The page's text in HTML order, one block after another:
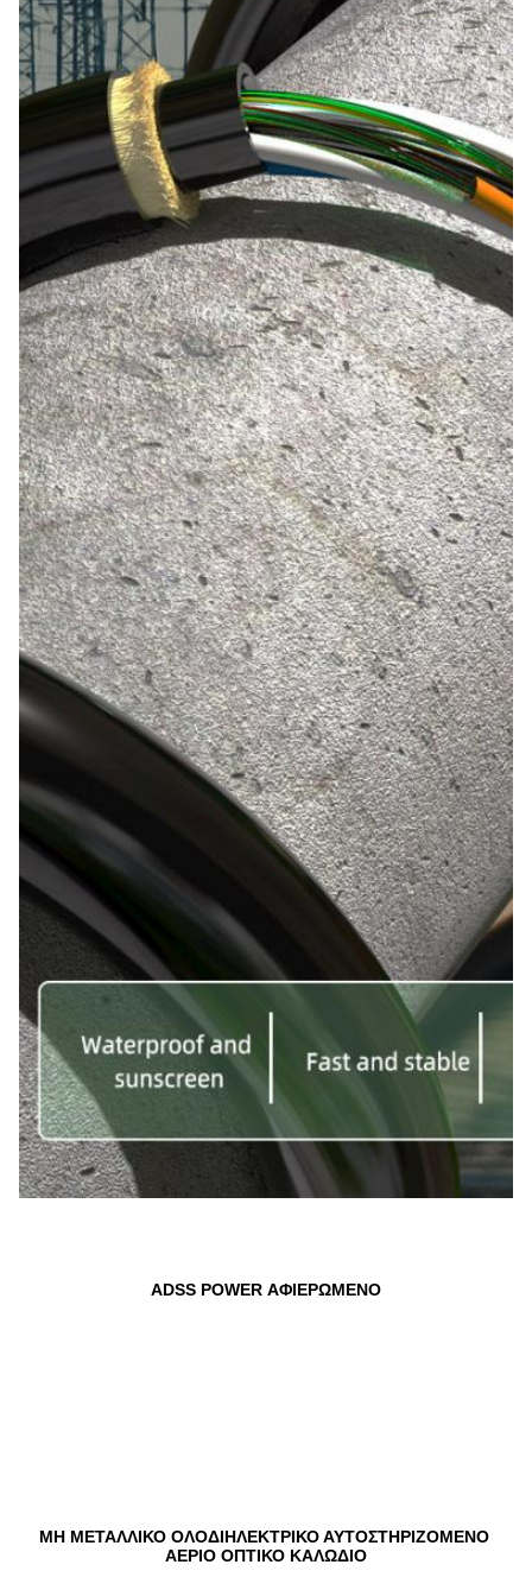
ADSS POWER ΑΦΙΕΡΩΜΕΝΟ
ΜΗ ΜΕΤΑΛΛΙΚΟ ΟΛΟΔΙΗΛΕΚΤΡΙΚΟ ΑΥΤΟΣΤΗΡΙΖΟΜΕΝΟ
ΑΕΡΙΟ ΟΠΤΙΚΟ ΚΑΛΩΔΙΟ